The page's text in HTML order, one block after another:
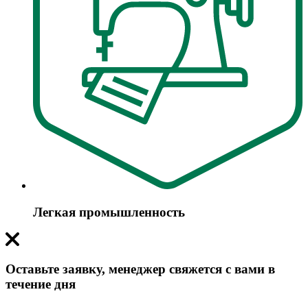
Легкая промышленность
Оставьте заявку, менеджер свяжется с вами в
течение дня